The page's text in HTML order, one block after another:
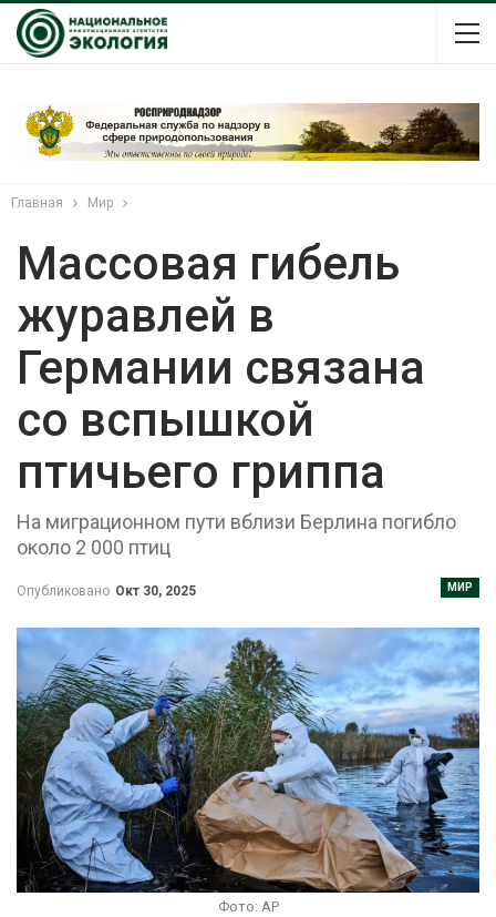
Главная Мир
Массовая гибель
журавлей в
Германии связана
со вспышкой
птичьего гриппа
На миграционном пути вблизи Берлина погибло
около 2 000 птиц
МИР
Опубликовано Окт 30, 2025
Фото: AP